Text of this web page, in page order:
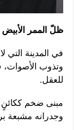
ظلّ الممر الأبيض
في المدينة التي
وتذوب
للعقل.
مبنى ضخم ككائنٍ
وجدرانه مشبعة